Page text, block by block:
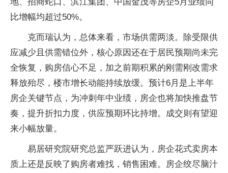
比增幅均超过50%。
克而瑞认为，总体来看，市场供需两淡。除受限供
应减少且供需错位外，核心原因还在于居民预期尚未完
全恢复，购房信心不足，加之前期积累的刚需刚改需求
释放殆尽，楼市增长动能持续放缓。预计6月是上半年
房企关键节点，为冲刺年中业绩，房企也将加快推盘节
奏，提升折扣力度，供应预期环比持增。成交则有望迎
来小幅放量。
易居研究院研究总监严跃进认为，房企花式卖房本
质上还是反映了购房者难找，销售困难。房企绞尽脑汁